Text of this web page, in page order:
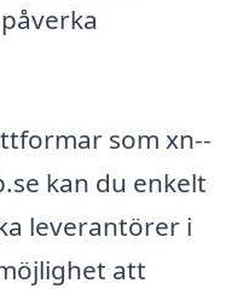
som xn--
kan du enkelt
leverantörer i
att